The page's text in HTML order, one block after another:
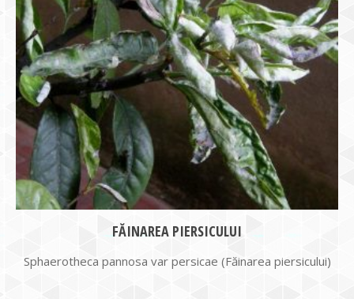
FĂINAREA PIERSICULUI
Sphaerotheca pannosa var persicae (Făinarea piersicului)